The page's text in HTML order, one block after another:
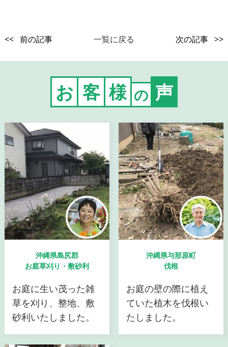
<< 前の記事 一覧に戻る 次の記事 >>
お 客 様 の 声
沖縄県島尻郡
お庭草刈り・敷砂利
お庭に生い茂った雑
草を刈り、整地、敷
砂利いたしました。
沖縄県与那原町
伐根
お庭の壁の際に植え
ていた植木を伐根い
たしました。